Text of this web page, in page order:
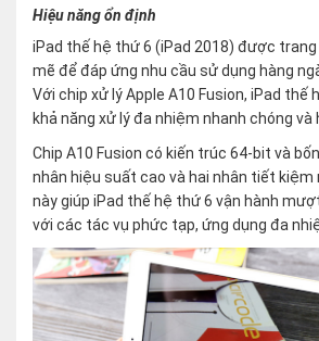
Hiệu năng ổn định
iPad thế hệ thứ 6 (iPad 2018) được
mẽ để đáp ứng nhu cầu sử dụng hàng
Với chip xử lý Apple A10 Fusion, iPad thế
khả năng xử lý đa nhiệm nhanh chóng và
Chip A10 Fusion có kiến trúc 64-bit và
nhân hiệu suất cao và hai nhân tiết kiệm
này giúp iPad thế hệ thứ 6 vận hành
với các tác vụ phức tạp, ứng dụng đa